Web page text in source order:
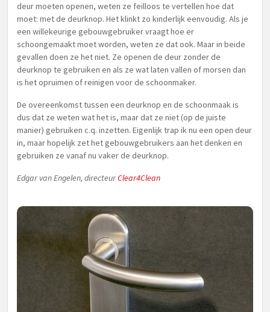
deur moeten openen, weten ze feilloos te vertellen hoe dat
moet: met de deurknop. Het klinkt zo kinderlijk eenvoudig. Als je
een willekeurige gebouwgebruiker vraagt hoe er
schoongemaakt moet worden, weten ze dat ook. Maar in beide
gevallen doen ze het niet. Ze openen de deur zonder de
deurknop te gebruiken en als ze wat laten vallen of morsen dan
is het opruimen of reinigen voor de schoonmaker.
De overeenkomst tussen een deurknop en de schoonmaak is
dus dat ze weten wat het is, maar dat ze niet (op de juiste
manier) gebruiken c.q. inzetten. Eigenlijk trap ik nu een open deur
in, maar hopelijk zet het gebouwgebruikers aan het denken en
gebruiken ze vanaf nu vaker de deurknop.
Edgar van Engelen, directeurClear4Clean